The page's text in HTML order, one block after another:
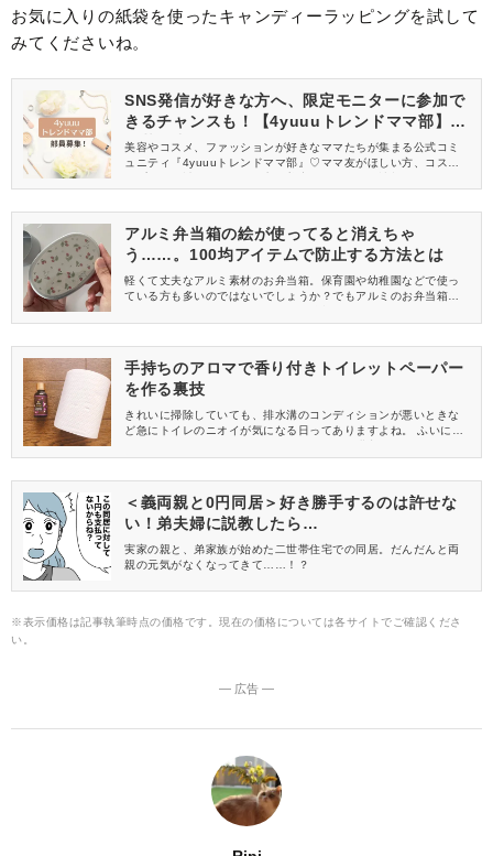
お気に入りの紙袋を使ったキャンディーラッピングを試して
みてくださいね。
SNS発信が好きな方へ、限定モニターに参加で
きるチャンスも！【4yuuuトレンドママ部】部
員募集中
美容やコスメ、ファッションが好きなママたちが集まる公式コミ
ュニティ『4yuuuトレンドママ部』♡ママ友がほしい方、コスメサ
信してくれる方を募集しています！
アルミ弁当箱の絵が使ってると消えちゃ
う……。100均アイテムで防止する方法とは
軽くて丈夫なアルミ素材のお弁当箱。保育園や幼稚園などで使っ
ている方も多いのではないでしょうか？でもアルミのお弁当箱
ね……。そこで今回は、Twitterで話題になっていたアルミのお弁
手持ちのアロマで香り付きトイレットペーパー
を作る裏技
きれいに掃除していても、排水溝のコンディションが悪いときな
ど急にトイレのニオイが気になる日ってありますよね。 ふいにニ
レをお気に入りの香りに変える方法があると聞き、さっそく試し
＜義両親と0円同居＞好き勝手するのは許せな
い！弟夫婦に説教したら…
実家の親と、弟家族が始めた二世帯住宅での同居。だんだんと両
親の元気がなくなってきて……！？
※表示価格は記事執筆時点の価格です。現在の価格については各サイトでご確認くださ
い。
― 広告 ―